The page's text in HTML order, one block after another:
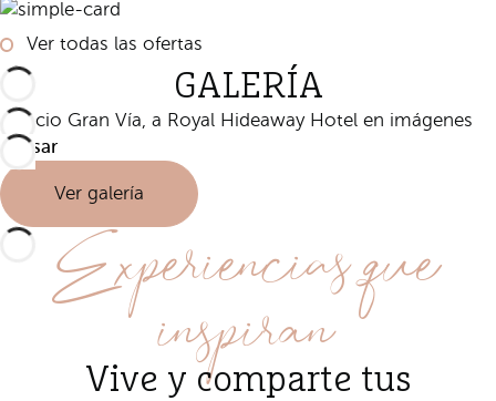
Ver todas las ofertas
GALERÍA
Palacio Gran Vía, a Royal Hideaway Hotel en imágenes
Pausar
Ver galería
Experiencias que
inspiran
Vive y comparte tus